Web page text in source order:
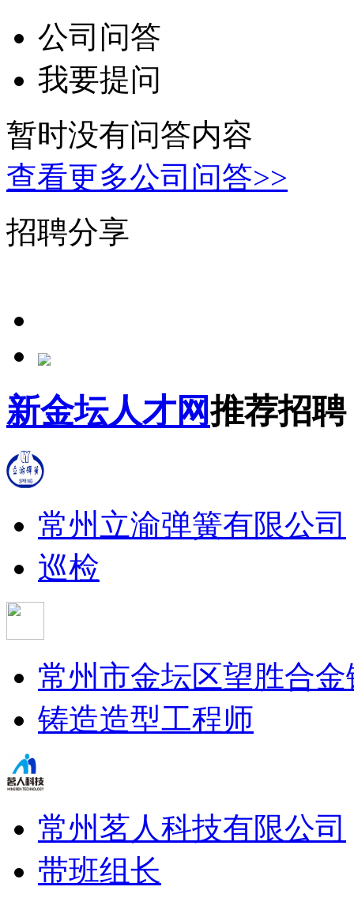
公司问答
我要提问
暂时没有问答内容
查看更多公司问答>>
招聘分享
新金坛人才网推荐招聘
常州立渝弹簧有限公司
巡检
常州市金坛区望胜合
铸造造型工程师
常州茗人科技有限公司
带班组长